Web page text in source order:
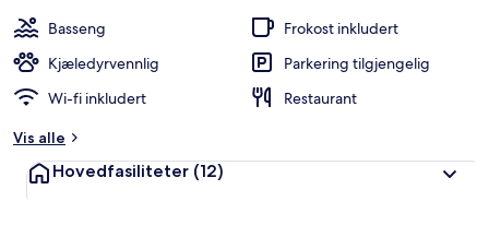
Basseng
Frokost inkludert
Kjæledyrvennlig
Parkering tilgjengelig
Wi-fi inkludert
Restaurant
Vis alle
Hovedfasiliteter (12)